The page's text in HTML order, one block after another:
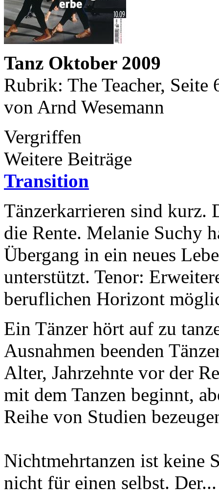
Tanz Oktober 2009
Rubrik: The Teacher, Seite
von Arnd Wesemann
Vergriffen
Weitere Beiträge
Transition
Tänzerkarrieren sind kurz.
die Rente. Melanie Suchy
Übergang in ein neues
unterstützt. Tenor:
beruflichen Horizont
Ein Tänzer hört auf zu
Ausnahmen beenden
Alter, Jahrzehnte vor der
mit dem Tanzen beginnt,
Reihe von Studien
Nichtmehrtanzen ist keine
nicht für einen selbst. Der...